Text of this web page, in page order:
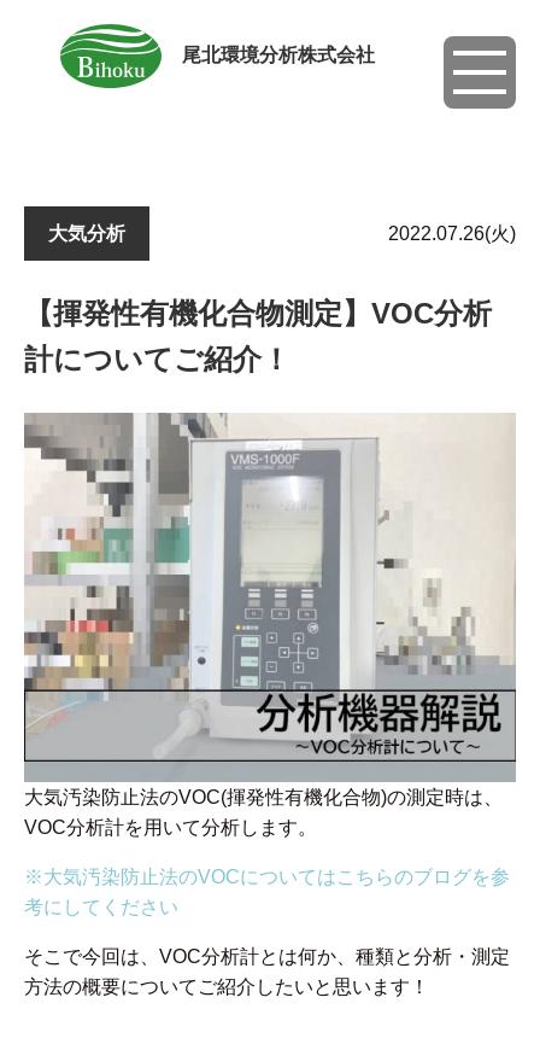
尾北環境分析株式会社
toggle
大気分析 2022.07.26(火)
【揮発性有機化合物測定】VOC分析
計についてご紹介！
大気汚染防止法のVOC(揮発性有機化合物)の測定時は、
VOC分析計を用いて分析します。
※大気汚染防止法のVOCについてはこちらのブログを参
考にしてください
そこで今回は、VOC分析計とは何か、種類と分析・測定
方法の概要についてご紹介したいと思います！